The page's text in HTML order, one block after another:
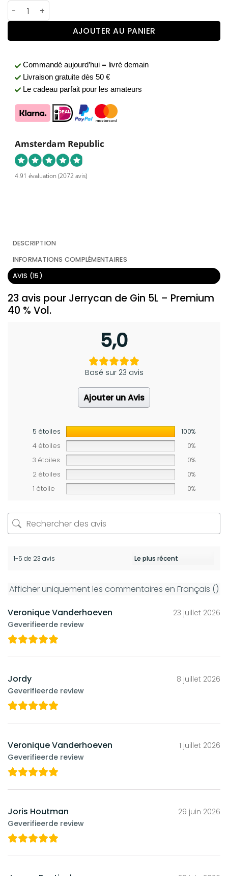
quantité de Jerrycan de Gin 5L – Premium 40 % Vol.
AJOUTER AU PANIER
Commandé aujourd’hui = livré demain
Livraison gratuite dès 50 €
Le cadeau parfait pour les amateurs
Amsterdam Republic
4.91 évaluation (2072 avis)
DESCRIPTION
INFORMATIONS COMPLÉMENTAIRES
AVIS (15)
23 avis pour Jerrycan de Gin 5L – Premium
40 % Vol.
5,0
Basé sur 23 avis
Ajouter un Avis
5 étoiles
100%
4 étoiles
0%
3 étoiles
0%
2 étoiles
0%
1 étoile
0%
1-5 de 23 avis
Afficher uniquement les commentaires en Français ()
Veronique Vanderhoeven
Geverifieerde review
23 juillet 2026
Jordy
Geverifieerde review
8 juillet 2026
Veronique Vanderhoeven
Geverifieerde review
1 juillet 2026
Joris Houtman
Geverifieerde review
29 juin 2026